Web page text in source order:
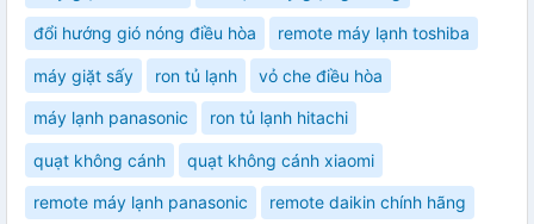
đổi hướng gió nóng điều hòa remote máy lạnh toshiba
máy giặt sấy ron tủ lạnh vỏ che điều hòa
máy lạnh panasonic ron tủ lạnh hitachi
quạt không cánh quạt không cánh xiaomi
remote máy lạnh panasonic remote daikin chính hãng